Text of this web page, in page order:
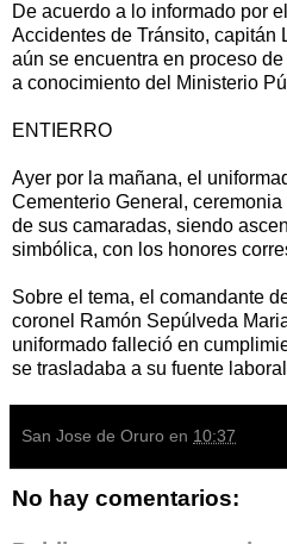
De acuerdo a lo informado por
Accidentes de Tránsito, capitán
aún se encuentra en proceso
a conocimiento del Ministerio
ENTIERRO
Ayer por la mañana, el
Cementerio General,
de sus camaradas, siendo
simbólica, con los honores
Sobre el tema, el comandante
coronel Ramón Sepúlveda
uniformado falleció en
se trasladaba a su fuente
San Jose de Oruro en 10:37
No hay comentarios: